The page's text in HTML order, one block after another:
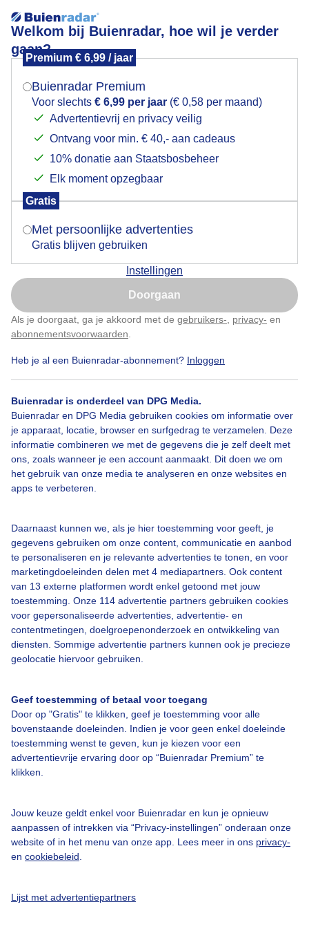
Welkom bij Buienradar, hoe wil je verder
gaan?
Premium € 6,99 / jaar
Buienradar Premium
Voor slechts € 6,99 per jaar (€ 0,58 per maand)
Advertentievrij en privacy veilig
Ontvang voor min. € 40,- aan cadeaus
10% donatie aan Staatsbosbeheer
Elk moment opzegbaar
Gratis
Met persoonlijke advertenties
Gratis blijven gebruiken
Instellingen
Doorgaan
Als je doorgaat, ga je akkoord met de gebruikers- privacy- en
abonnementsvoorwaarden
Heb je al een Buienradar-abonnement? Inloggen
Buienradar is onderdeel van DPG Media.
Buienradar en DPG Media gebruiken cookies om informatie over
je apparaat, locatie, browser en surfgedrag te verzamelen. Deze
informatie combineren we met de gegevens die je zelf deelt met
ons, zoals wanneer je een account aanmaakt. Dit doen we om
het gebruik van onze media te analyseren en onze websites en
apps te verbeteren.
Daarnaast kunnen we, als je hier toestemming voor geeft, je
gegevens gebruiken om onze content, communicatie en aanbod
te personaliseren en je relevante advertenties te tonen, en voor
marketingdoeleinden delen met 4 mediapartners. Ook content
van 13 externe platformen wordt enkel getoond met jouw
toestemming. Onze 114 advertentie partners gebruiken cookies
voor gepersonaliseerde advertenties, advertentie- en
contentmetingen, doelgroepenonderzoek en ontwikkeling van
diensten. Sommige advertentie partners kunnen ook je precieze
geolocatie hiervoor gebruiken.
Geef toestemming of betaal voor toegang
Door op "Gratis" te klikken, geef je toestemming voor alle
bovenstaande doeleinden. Indien je voor geen enkel doeleinde
toestemming wenst te geven, kun je kiezen voor een
advertentievrije ervaring door op “Buienradar Premium” te
klikken.
Jouw keuze geldt enkel voor Buienradar en kun je opnieuw
aanpassen of intrekken via “Privacy-instellingen” onderaan onze
website of in het menu van onze app. Lees meer in ons privacy-
en cookiebeleid
Lijst met advertentiepartners
oude vuurtoren bij andijk
oude vuurtoren bij andijk met zeilschip op ijsselmeer
Door: Nico Gemaakt: 28-08-2025, 47x bekeken
Bekijk slideshow
Een moment geduld aub...
Over Buienradar
Veelgestelde vragen
Contact
Toegankelijkheid
Buienradar Team
Privacy instellingen
Mogen we je locatie gebruiken voor het
Indien je hier nog geen akkoord op hebt gegeven,
verschijnt er zo een pop-up uit je browser waarin
Is goed, toon de popup
Nu niet, misschien later
Klik hierom dit aan te passen